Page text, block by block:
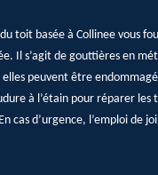
toit basée à Collinee vous
Il s’agit de gouttières en
peuvent être
à l’étain pour réparer les
cas d’urgence, l’emploi de